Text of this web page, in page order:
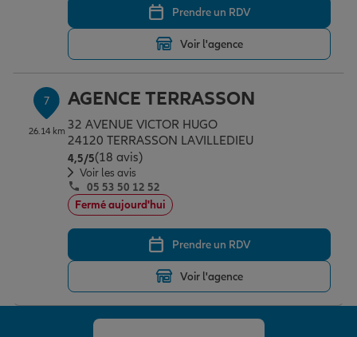
Prendre un RDV
Voir l'agence
7
26.14 km
AGENCE TERRASSON
32 AVENUE VICTOR HUGO
24120 TERRASSON LAVILLEDIEU
4,5/5Note de 4.5 sur 5
(18 avis)
Voir les avis
05 53 50 12 52
Fermé aujourd'hui
Prendre un RDV
Voir l'agence